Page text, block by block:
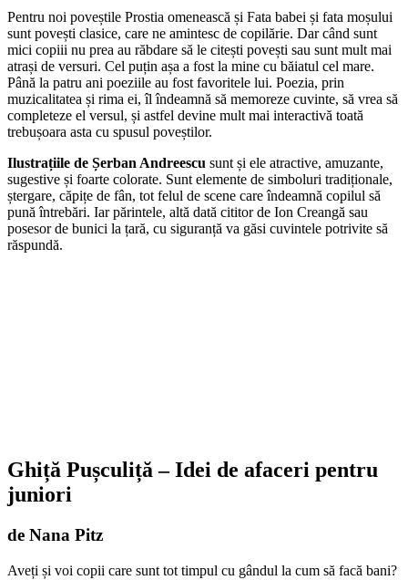
Pentru noi poveștile Prostia omenească și Fata babei și fata moșului
sunt povești clasice, care ne amintesc de copilărie. Dar când sunt
mici copiii nu prea au răbdare să le citești povești sau sunt mult mai
atrași de versuri. Cel puțin așa a fost la mine cu băiatul cel mare.
Până la patru ani poeziile au fost favoritele lui. Poezia, prin
muzicalitatea și rima ei, îl îndeamnă să memoreze cuvinte, să vrea să
completeze el versul, și astfel devine mult mai interactivă toată
trebușoara asta cu spusul poveștilor.
Ilustrațiile de Șerban Andreescu sunt și ele atractive, amuzante,
sugestive și foarte colorate. Sunt elemente de simboluri tradiționale,
ștergare, căpițe de fân, tot felul de scene care îndeamnă copilul să
pună întrebări. Iar părintele, altă dată cititor de Ion Creangă sau
posesor de bunici la țară, cu siguranță va găsi cuvintele potrivite să
răspundă.
Ghiță Pușculiță – Idei de afaceri pentru
juniori
de Nana Pitz
Aveți și voi copii care sunt tot timpul cu gândul la cum să facă bani?